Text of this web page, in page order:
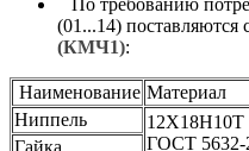
По требованию
(01...14)
(КМЧ1):
Наименование Материал
Ниппель
12Х18Н10Т
ГОСТ 5632-